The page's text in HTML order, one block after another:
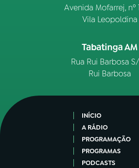
Avenida Mofarrej, nº
Vila Leopoldina
Tabatinga AM
Rua Rui Barbosa
Rui Barbosa
INÍCIO
A RÁDIO
PROGRAMAÇÃO
PROGRAMAS
PODCASTS